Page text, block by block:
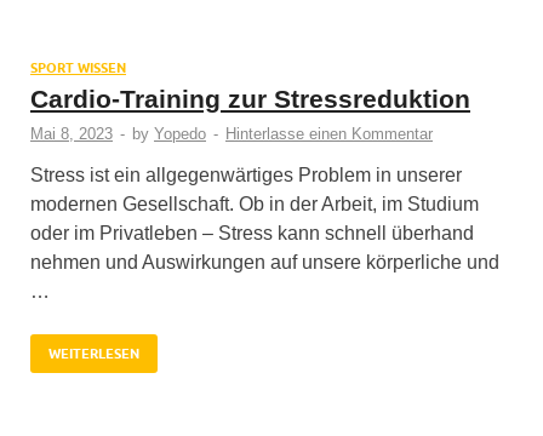
SPORT WISSEN
Cardio-Training zur Stressreduktion
Mai 8, 2023 - by Yopedo - Hinterlasse einen Kommentar
Stress ist ein allgegenwärtiges Problem in unserer
modernen Gesellschaft. Ob in der Arbeit, im Studium
oder im Privatleben – Stress kann schnell überhand
nehmen und Auswirkungen auf unsere körperliche und
…
WEITERLESEN